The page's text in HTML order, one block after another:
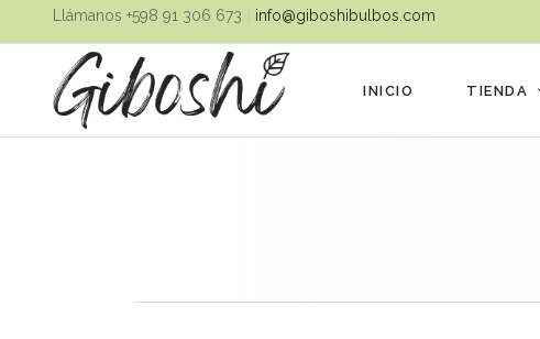
Llámanos ‪+598 91 306 673‬ info@giboshibulbos.com
INICIO TIENDA